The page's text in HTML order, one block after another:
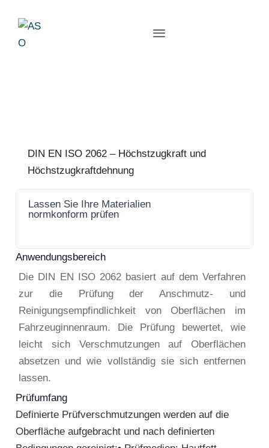
DIN EN ISO 2062 – Höchstzugkraft und
Höchstzugkraftdehnung
Lassen Sie Ihre Materialien
normkonform prüfen
Anwendungsbereich
Die DIN EN ISO 2062 basiert auf dem Verfahren
zur die Prüfung der Anschmutz- und
Reinigungsempfindlichkeit von Oberflächen im
Fahrzeuginnenraum. Die Prüfung bewertet, wie
leicht sich Verschmutzungen auf Oberflächen
absetzen und wie vollständig sie sich entfernen
lassen.
Prüfumfang
Definierte Prüfverschmutzungen werden auf die
Oberfläche aufgebracht und nach definierten